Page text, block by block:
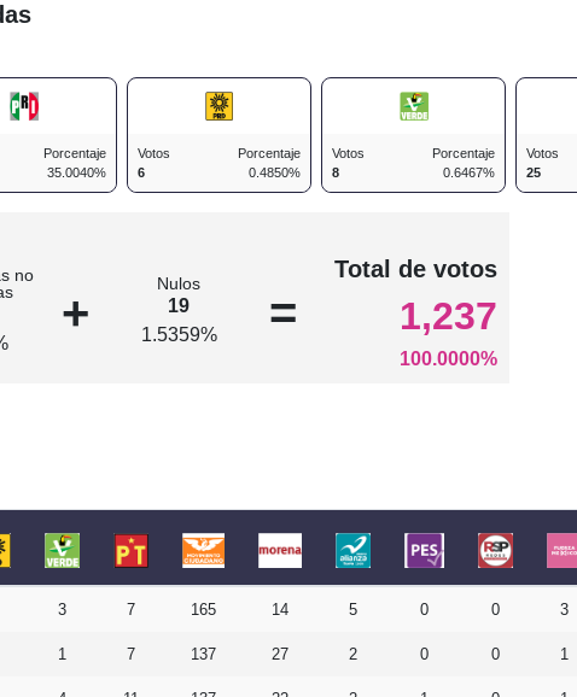
Porcentaje
35.0040%
Votos
6
Porcentaje
0.4850%
Votos
8
Porcentaje
0.6467%
Votos
25
no
+
Nulos
19
1.5359%
=
Total de votos
1,237
100.0000%
3 7 165 14 5 0 0 3
1 7 137 27 2 0 0 1